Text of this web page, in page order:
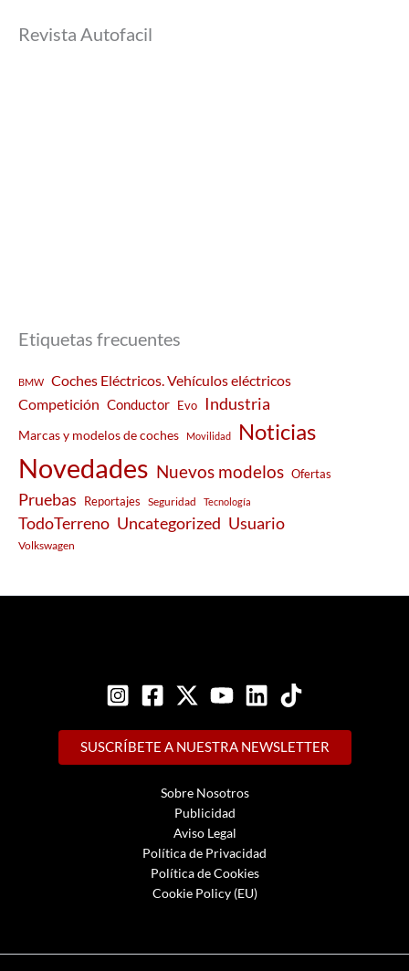
Revista Autofacil
Etiquetas frecuentes
BMW
Coches Eléctricos. Vehículos eléctricos
Competición Conductor Evo Industria
Marcas y modelos de coches Movilidad Noticias
Novedades Nuevos modelos Ofertas
Pruebas Reportajes Seguridad Tecnología
TodoTerreno Uncategorized Usuario
Volkswagen
SUSCRÍBETE A NUESTRA NEWSLETTER
Sobre Nosotros
Publicidad
Aviso Legal
Política de Privacidad
Política de Cookies
Cookie Policy (EU)